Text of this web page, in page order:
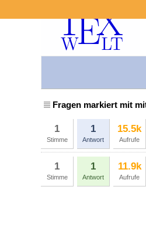
Fragen markiert mit
1
Stimme
1
Antwort
15.5k
Aufrufe
1
Stimme
1
Antwort
11.9k
Aufrufe